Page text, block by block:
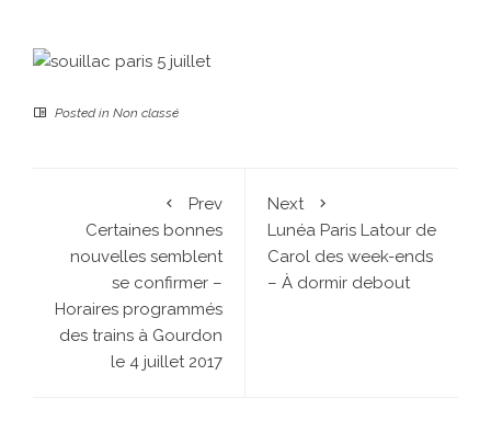
Posted in Non classé
Prev
Certaines bonnes
nouvelles semblent
se confirmer –
Horaires programmés
des trains à Gourdon
le 4 juillet 2017
Next
Lunéa Paris Latour de
Carol des week-ends
– À dormir debout